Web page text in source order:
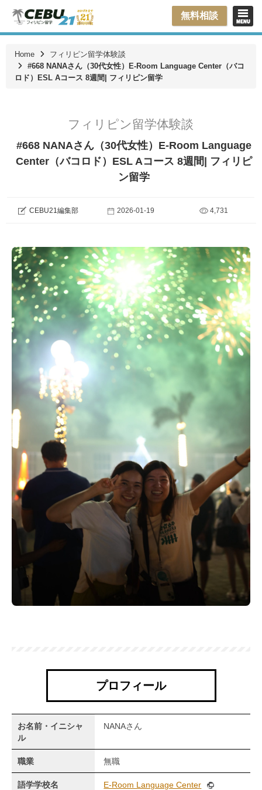
無料相談
Home
フィリピン留学体験談
#668 NANAさん（30代女性）E-Room Language Center（バコ
ロド）ESL Aコース 8週間| フィリピン留学
フィリピン留学体験談
#668 NANAさん（30代女性）E-Room Language
Center（バコロド）ESL Aコース 8週間| フィリピ
ン留学
CEBU21編集部 2026-01-19 4,731
プロフィール
お名前・イニシャ
ル
NANAさん
職業 無職
語学学校名 E-Room Language Center